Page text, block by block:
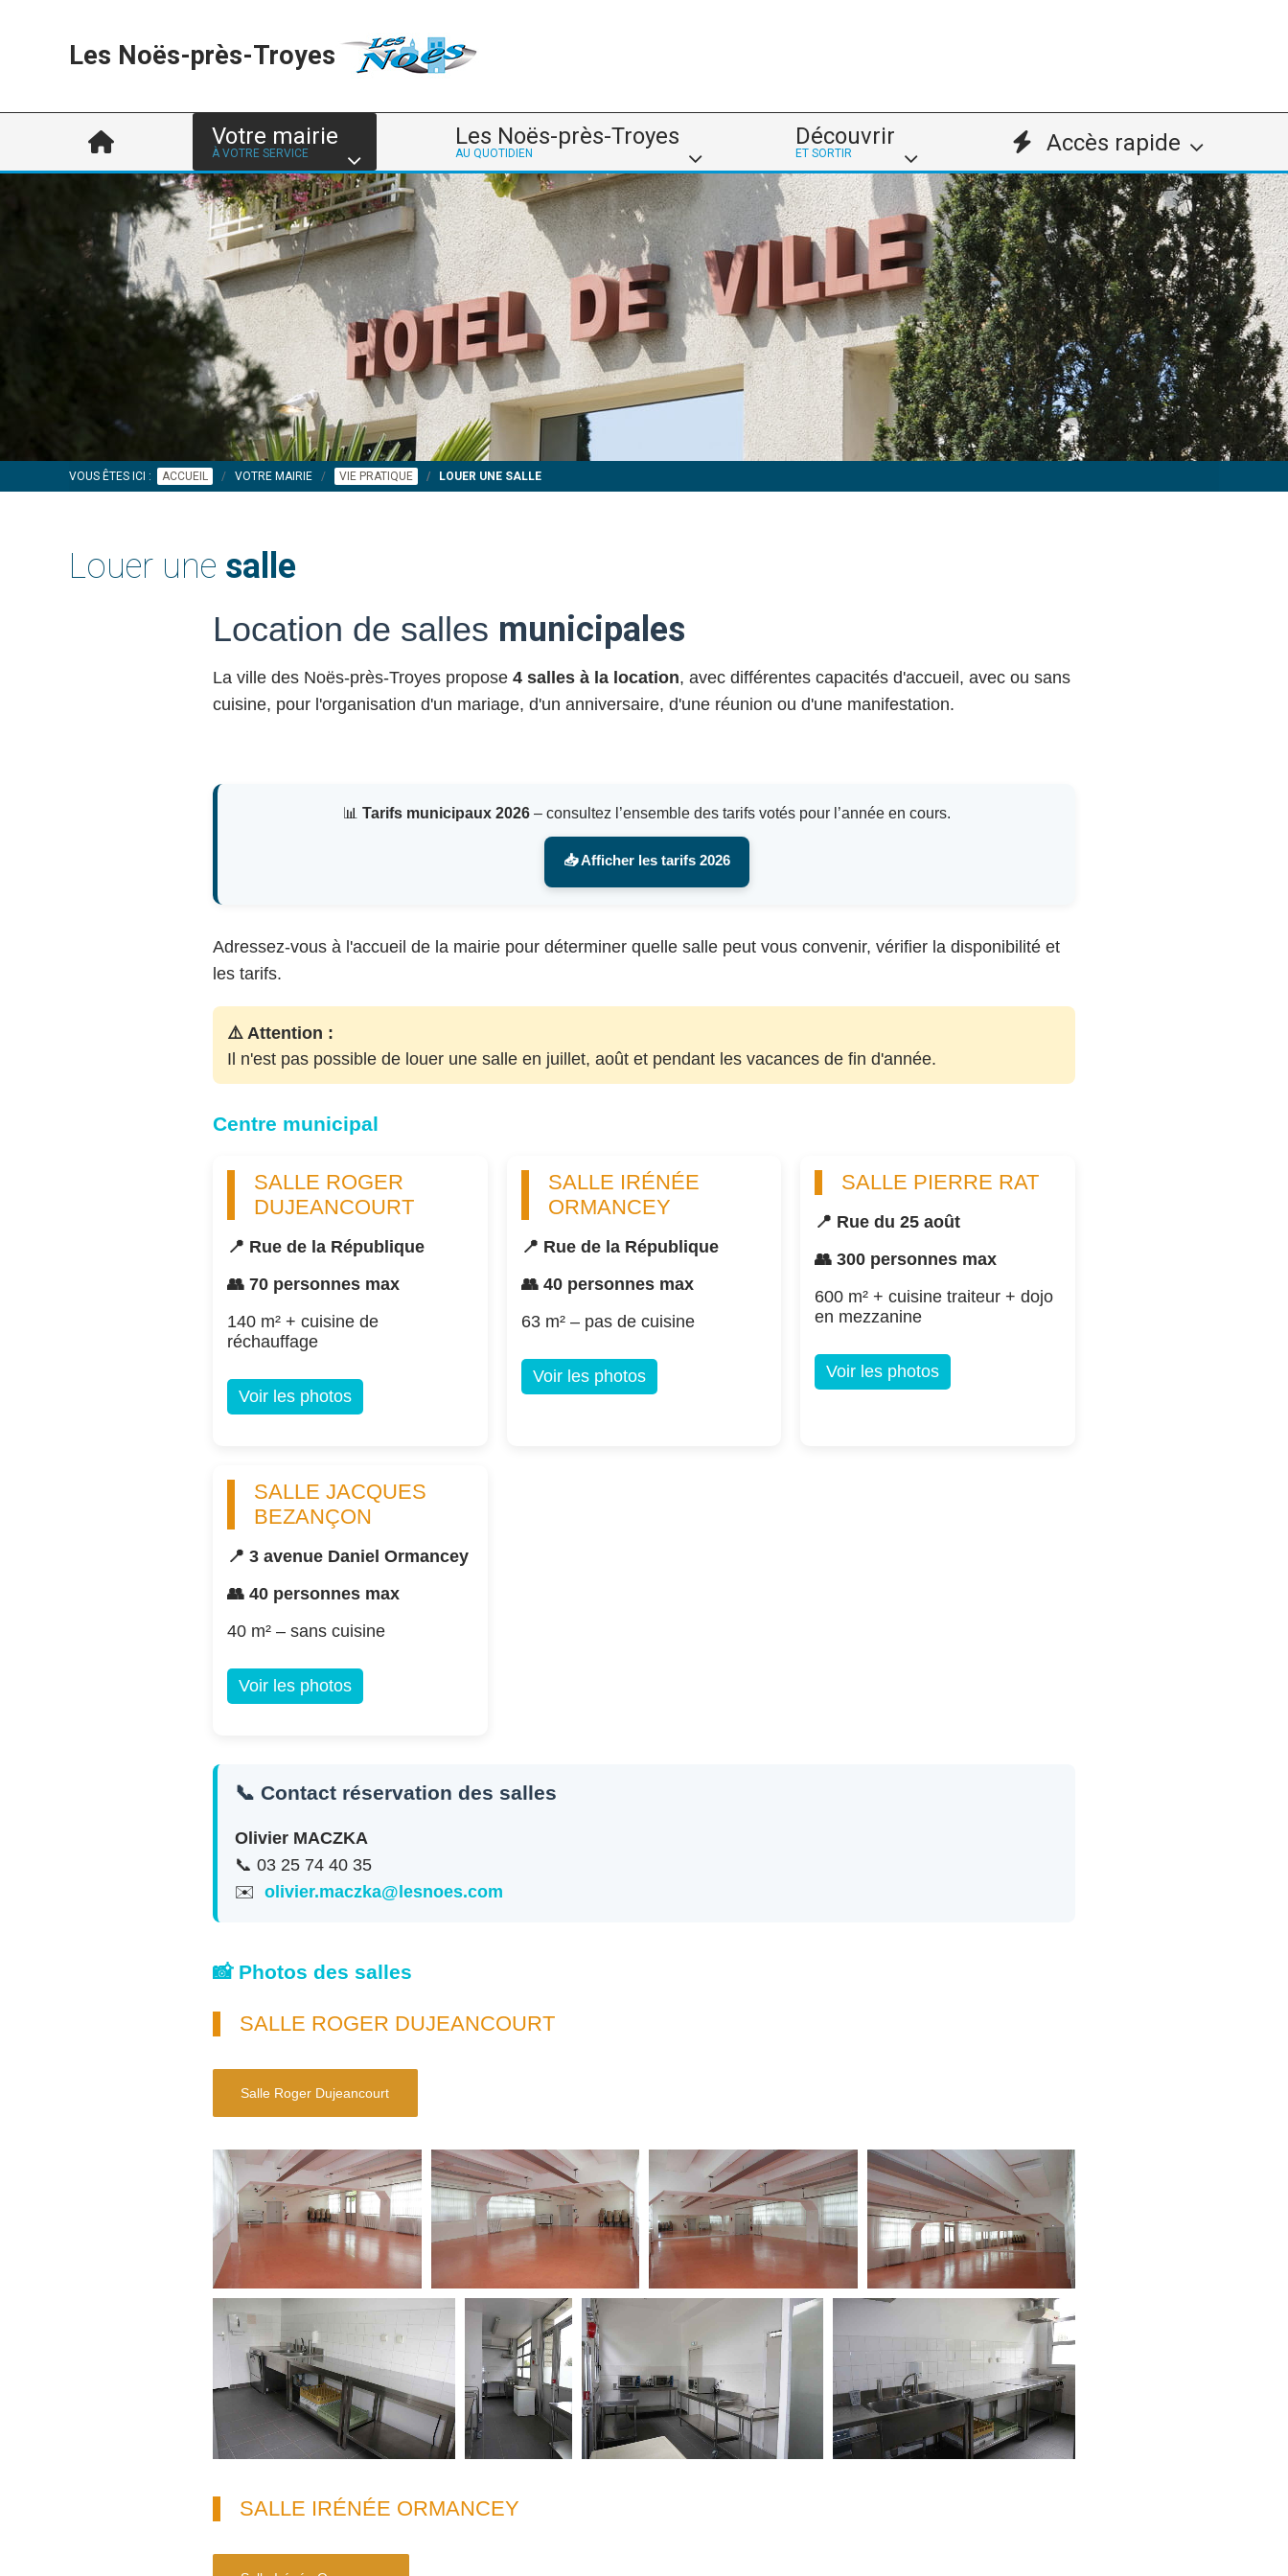
Les Noës-près-Troyes
Votre mairie
À VOTRE SERVICE
Les Noës-près-Troyes
AU QUOTIDIEN
Découvrir
ET SORTIR Accès rapide
VOUS ÊTES ICI : ACCUEIL VOTRE MAIRIE VIE PRATIQUE LOUER UNE SALLE
Louer une salle
Location de salles municipales
La ville des Noës-près-Troyes propose 4 salles à la location, avec différentes capacités d'accueil, avec ou sans
cuisine, pour l'organisation d'un mariage, d'un anniversaire, d'une réunion ou d'une manifestation.
📊 Tarifs municipaux 2026– consultez l’ensemble des tarifs votés pour l’année en cours.
📥 Afficher les tarifs 2026
Adressez-vous à l'accueil de la mairie pour déterminer quelle salle peut vous convenir, vérifier la disponibilité et
les tarifs.
⚠️ Attention :
Il n'est pas possible de louer une salle en juillet, août et pendant les vacances de fin d'année.
Centre municipal
SALLE ROGER
DUJEANCOURT
📍 Rue de la République
👥 70 personnes max
140 m² + cuisine de
réchauffage
Voir les photos
SALLE IRÉNÉE
ORMANCEY
📍 Rue de la République
👥 40 personnes max
63 m² – pas de cuisine
Voir les photos
SALLE PIERRE RAT
📍 Rue du 25 août
👥 300 personnes max
600 m² + cuisine traiteur + dojo
en mezzanine
Voir les photos
SALLE JACQUES
BEZANÇON
📍 3 avenue Daniel Ormancey
👥 40 personnes max
40 m² – sans cuisine
Voir les photos
📞 Contact réservation des salles
Olivier MACZKA
📞 03 25 74 40 35
✉️ olivier.maczka@lesnoes.com
📸 Photos des salles
SALLE ROGER DUJEANCOURT
Salle Roger Dujeancourt
SALLE IRÉNÉE ORMANCEY